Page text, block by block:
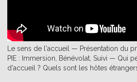
Le sens de l'accueil — Présentation du
PIE : Immersion, Bénévolat, Suivi — Qui
d'accueil ? Quels sont les hôtes